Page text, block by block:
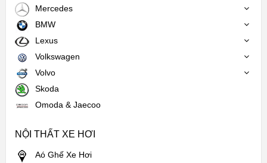
Mercedes
BMW
Lexus
Volkswagen
Volvo
Skoda
Omoda & Jaecoo
NỘI THẤT XE HƠI
Aó Ghế Xe Hơi